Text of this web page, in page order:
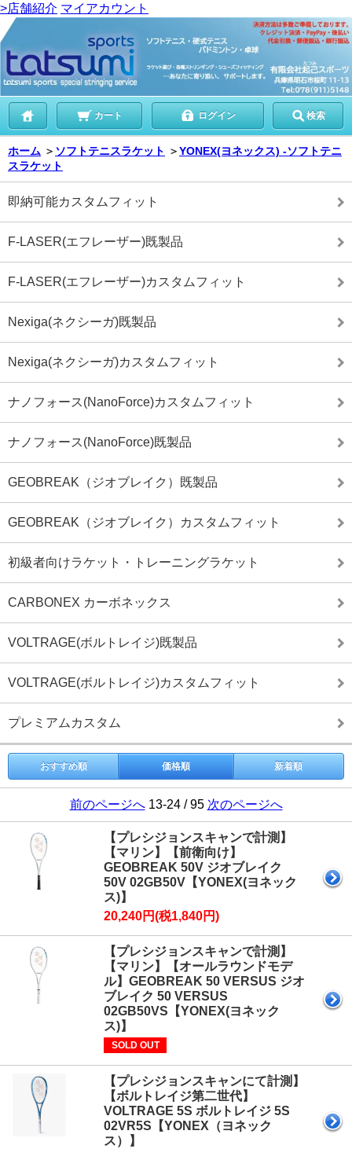
>店舗紹介 マイアカウント
カート ログイン 検索
ホーム ＞ ソフトテニスラケット ＞YONEX(ヨネックス) -ソフトテニ
スラケット
即納可能カスタムフィット
F-LASER(エフレーザー)既製品
F-LASER(エフレーザー)カスタムフィット
Nexiga(ネクシーガ)既製品
Nexiga(ネクシーガ)カスタムフィット
ナノフォース(NanoForce)カスタムフィット
ナノフォース(NanoForce)既製品
GEOBREAK（ジオブレイク）既製品
GEOBREAK（ジオブレイク）カスタムフィット
初級者向けラケット・トレーニングラケット
CARBONEX カーボネックス
VOLTRAGE(ボルトレイジ)既製品
VOLTRAGE(ボルトレイジ)カスタムフィット
プレミアムカスタム
おすすめ順 価格順 新着順
前のページへ13-24 / 95 次のページへ
【プレシジョンスキャンで計測】
【マリン】【前衛向け】
GEOBREAK 50V ジオブレイク
50V 02GB50V【YONEX(ヨネック
ス)】
20,240円(税1,840円)
【プレシジョンスキャンで計測】
【マリン】【オールラウンドモデ
ル】GEOBREAK 50 VERSUS ジオ
ブレイク 50 VERSUS
02GB50VS【YONEX(ヨネック
ス)】
SOLD OUT
【プレシジョンスキャンにて計測】
【ボルトレイジ第二世代】
VOLTRAGE 5S ボルトレイジ 5S
02VR5S【YONEX（ヨネック
ス）】